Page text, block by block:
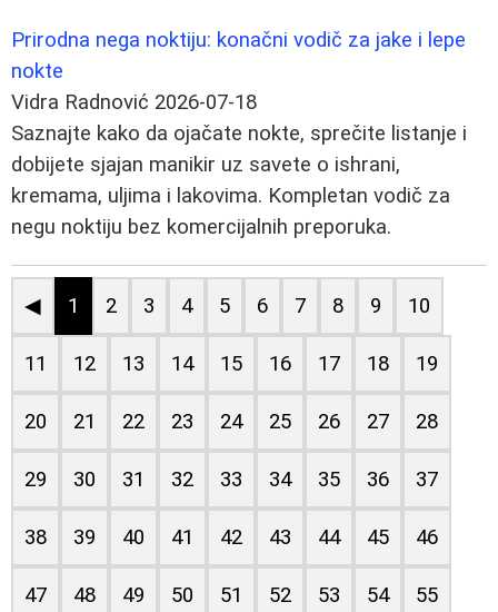
Prirodna nega noktiju: konačni vodič za jake i lepe
nokte
Vidra Radnović 2026-07-18
Saznajte kako da ojačate nokte, sprečite listanje i
dobijete sjajan manikir uz savete o ishrani,
kremama, uljima i lakovima. Kompletan vodič za
negu noktiju bez komercijalnih preporuka.
◀ 1 2 3 4 5 6 7 8 9 10
11 12 13 14 15 16 17 18 19
20 21 22 23 24 25 26 27 28
29 30 31 32 33 34 35 36 37
38 39 40 41 42 43 44 45 46
47 48 49 50 51 52 53 54 55